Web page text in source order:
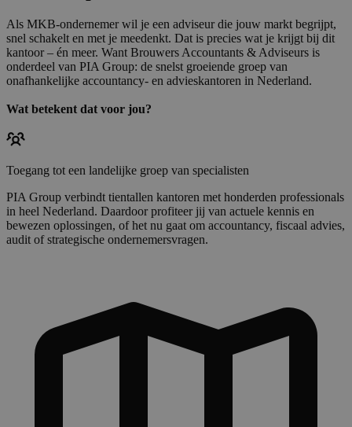
Als MKB-ondernemer wil je een adviseur die jouw markt begrijpt,
snel schakelt en met je meedenkt. Dat is precies wat je krijgt bij dit
kantoor – én meer. Want Brouwers Accountants & Adviseurs is
onderdeel van PIA Group: de snelst groeiende groep van
onafhankelijke accountancy- en advieskantoren in Nederland.
Wat betekent dat voor jou?
Toegang tot een landelijke groep van specialisten
PIA Group verbindt tientallen kantoren met honderden professionals
in heel Nederland. Daardoor profiteer jij van actuele kennis en
bewezen oplossingen, of het nu gaat om accountancy, fiscaal advies,
audit of strategische ondernemersvragen.